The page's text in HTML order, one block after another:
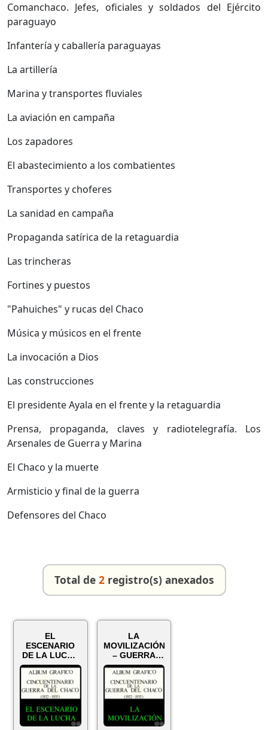
Comanchaco. Jefes, oficiales y soldados del Ejército
paraguayo
Infantería y caballería paraguayas
La artillería
Marina y transportes fluviales
La aviación en campaña
Los zapadores
El abastecimiento a los combatientes
Transportes y choferes
La sanidad en campaña
Propaganda satírica de la retaguardia
Las trincheras
Fortines y puestos
"Pahuiches" y rucas del Chaco
Música y músicos en el frente
La invocación a Dios
Las construcciones
El presidente Ayala en el frente y la retaguardia
Prensa, propaganda, claves y radiotelegrafía. Los
Arsenales de Guerra y Marina
El Chaco y la muerte
Armisticio y final de la guerra
Defensores del Chaco
Total de 2 registro(s) anexados
EL
ESCENARIO
DE LA LUCHA
- GUERRA DEL
CHACO
LA
MOVILIZACIÓN
– GUERRA
DEL CHACO